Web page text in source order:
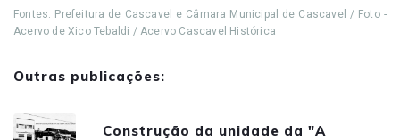
Fontes: Prefeitura de Cascavel e Câmara Municipal de Cascavel / Foto -
Acervo de Xico Tebaldi / Acervo Cascavel Histórica
Outras publicações:
Construção da unidade da "A